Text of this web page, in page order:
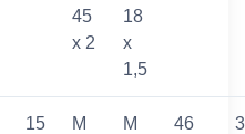
45
x 2
18
x
1,5
15
M
M
46